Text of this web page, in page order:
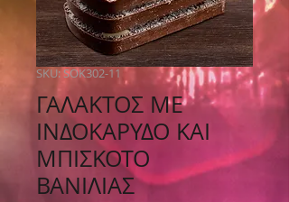
SKU: SOK302-11
ΓΑΛΑΚΤΟΣ ΜΕ
ΙΝΔΟΚΑΡΥΔΟ ΚΑΙ
ΜΠΙΣΚΟΤΟ
ΒΑΝΙΛΙΑΣ